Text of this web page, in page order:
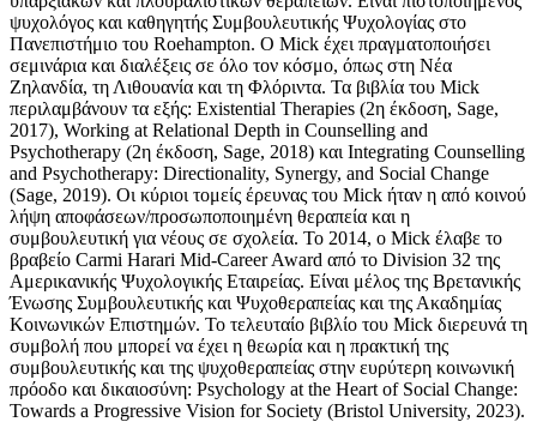
ψυχολόγος και καθηγητής Συμβουλευτικής Ψυχολογίας στο
Πανεπιστήμιο του Roehampton. Ο Mick έχει πραγματοποιήσει
σεμινάρια και διαλέξεις σε όλο τον κόσμο, όπως στη Νέα
Ζηλανδία, τη Λιθουανία και τη Φλόριντα. Τα βιβλία του Mick
περιλαμβάνουν τα εξής: Existential Therapies (2η έκδοση, Sage,
2017), Working at Relational Depth in Counselling and
Psychotherapy (2η έκδοση, Sage, 2018) και Integrating Counselling
and Psychotherapy: Directionality, Synergy, and Social Change
(Sage, 2019). Οι κύριοι τομείς έρευνας του Mick ήταν η από κοινού
λήψη αποφάσεων/προσωποποιημένη θεραπεία και η
συμβουλευτική για νέους σε σχολεία. Το 2014, ο Mick έλαβε το
βραβείο Carmi Harari Mid-Career Award από το Division 32 της
Αμερικανικής Ψυχολογικής Εταιρείας. Είναι μέλος της Βρετανικής
Ένωσης Συμβουλευτικής και Ψυχοθεραπείας και της Ακαδημίας
Κοινωνικών Επιστημών. Το τελευταίο βιβλίο του Mick διερευνά τη
συμβολή που μπορεί να έχει η θεωρία και η πρακτική της
συμβουλευτικής και της ψυχοθεραπείας στην ευρύτερη κοινωνική
πρόοδο και δικαιοσύνη: Psychology at the Heart of Social Change:
Towards a Progressive Vision for Society (Bristol University, 2023).